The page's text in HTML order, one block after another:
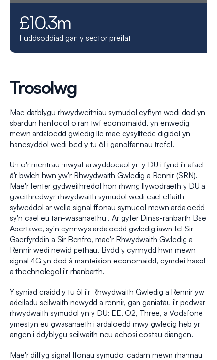
£10.3m
Fuddsoddiad gan y sector preifat
Trosolwg
Mae datblygu rhwydweithiau symudol cyflym wedi dod yn
sbardun hanfodol o ran twf economaidd, yn enwedig
mewn ardaloedd gwledig lle mae cysylltedd digidol yn
hanesyddol wedi bod y tu ôl i ganolfannau trefol.
Un o'r mentrau mwyaf arwyddocaol yn y DU i fynd i'r afael
â'r bwlch hwn yw'r Rhwydwaith Gwledig a Rennir (SRN).
Mae'r fenter gydweithredol hon rhwng llywodraeth y DU a
gweithredwyr rhwydwaith symudol wedi cael effaith
sylweddol ar wella signal ffonau symudol mewn ardaloedd
sy'n cael eu tan-wasanaethu . Ar gyfer Dinas-ranbarth Bae
Abertawe, sy'n cynnwys ardaloedd gwledig iawn fel Sir
Gaerfyrddin a Sir Benfro, mae'r Rhwydwaith Gwledig a
Rennir wedi newid pethau. Bydd y cynnydd hwn mewn
signal 4G yn dod â manteision economaidd, cymdeithasol
a thechnolegol i'r rhanbarth.
Y syniad craidd y tu ôl i'r Rhwydwaith Gwledig a Rennir yw
adeiladu seilwaith newydd a rennir, gan ganiatáu i'r pedwar
rhwydwaith symudol yn y DU: EE, O2, Three, a Vodafone
ymestyn eu gwasanaeth i ardaloedd mwy gwledig heb yr
angen i ddyblygu seilwaith neu achosi costau diangen.
Mae'r diffyg signal ffonau symudol cadarn mewn rhannau